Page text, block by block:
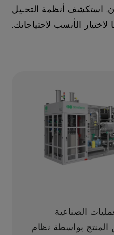
استكشف أنظمة التحليل
لاختيار الأنسب لاحتياجاتك.
الصناعية
المنتج بواسطة نظام